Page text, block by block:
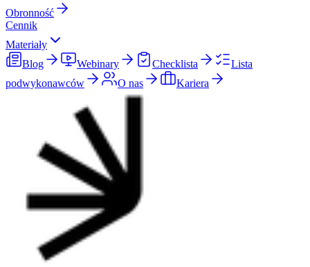
Obronność
Cennik
Materiały
Blog
Webinary Checklista
Lista
podwykonawców
O nas Kariera